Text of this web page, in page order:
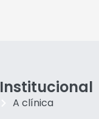
Institucional
A clínica